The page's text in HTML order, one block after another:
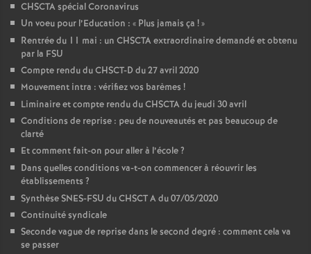
CHSCTA spécial Coronavirus
Un voeu pour l’Education : « Plus jamais ça !»
Rentrée du 11 mai : un CHSCTA extraordinaire demandé et obtenu
par la FSU
Compte rendu du CHSCT-D du 27 avril 2020
Mouvement intra : vérifiez vos barèmes !
Liminaire et compte rendu du CHSCTA du jeudi 30 avril
Conditions de reprise : peu de nouveautés et pas beaucoup de
clarté
Et comment fait-on pour aller à l’école?
Dans quelles conditions va-t-on commencer à réouvrir les
établissements ?
Synthèse SNES-FSU du CHSCT A du 07/05/2020
Continuité syndicale
Seconde vague de reprise dans le second degré : comment cela va
se passer